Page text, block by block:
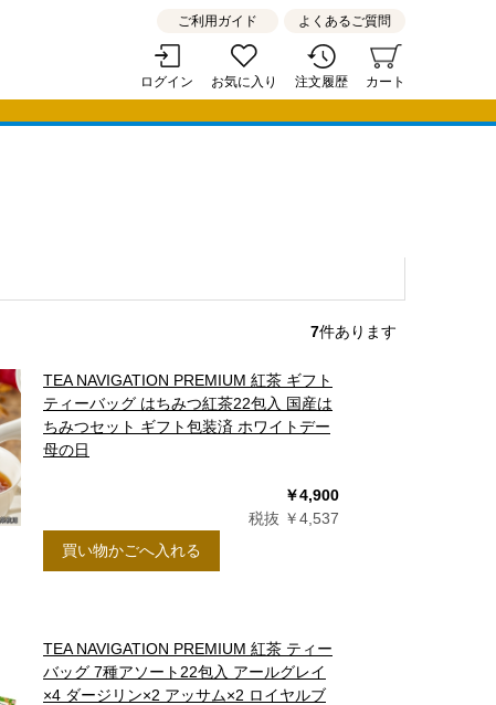
ご利用ガイド よくあるご質問
ログイン お気に入り 注文履歴 カート
7件あります
TEA NAVIGATION PREMIUM 紅茶 ギフト
ティーバッグ はちみつ紅茶22包入 国産は
ちみつセット ギフト包装済 ホワイトデー
母の日
￥4,900
税抜 ￥4,537
買い物かごへ入れる
TEA NAVIGATION PREMIUM 紅茶 ティー
バッグ 7種アソート22包入 アールグレイ
×4 ダージリン×2 アッサム×2 ロイヤルブ